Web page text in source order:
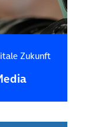
Zukunft